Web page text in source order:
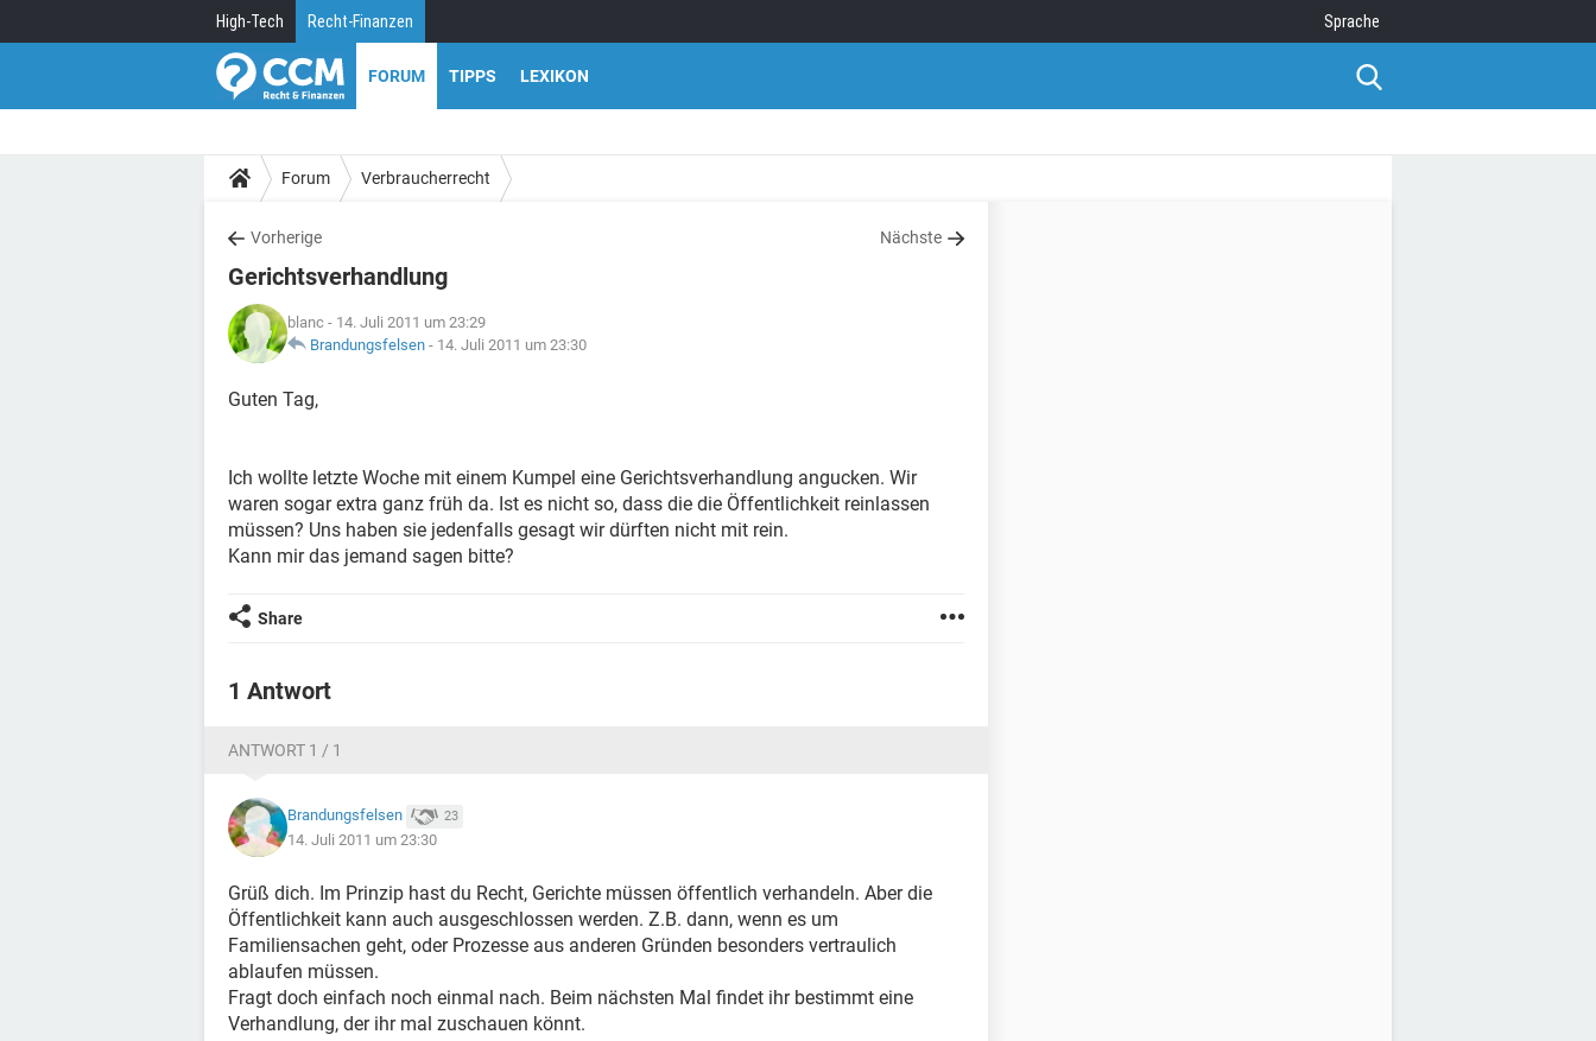
High-Tech Recht-Finanzen Sprache
FORUM TIPPS LEXIKON
Forum Verbraucherrecht
Vorherige Nächste
Gerichtsverhandlung
blanc - 14. Juli 2011 um 23:29
Brandungsfelsen - 14. Juli 2011 um 23:30
Guten Tag,
Ich wollte letzte Woche mit einem Kumpel eine Gerichtsverhandlung angucken. Wir
waren sogar extra ganz früh da. Ist es nicht so, dass die die Öffentlichkeit reinlassen
müssen? Uns haben sie jedenfalls gesagt wir dürften nicht mit rein.
Kann mir das jemand sagen bitte?
Share
1 Antwort
ANTWORT 1 / 1
Brandungsfelsen 23
14. Juli 2011 um 23:30
Grüß dich. Im Prinzip hast du Recht, Gerichte müssen öffentlich verhandeln. Aber die
Öffentlichkeit kann auch ausgeschlossen werden. Z.B. dann, wenn es um
Familiensachen geht, oder Prozesse aus anderen Gründen besonders vertraulich
ablaufen müssen.
Fragt doch einfach noch einmal nach. Beim nächsten Mal findet ihr bestimmt eine
Verhandlung, der ihr mal zuschauen könnt.